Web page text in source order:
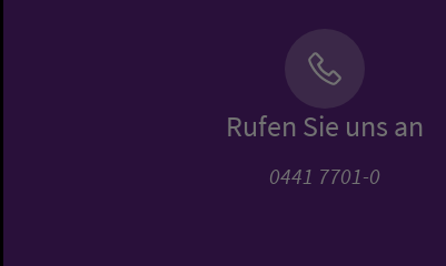
Rufen Sie uns an
0441 7701-0